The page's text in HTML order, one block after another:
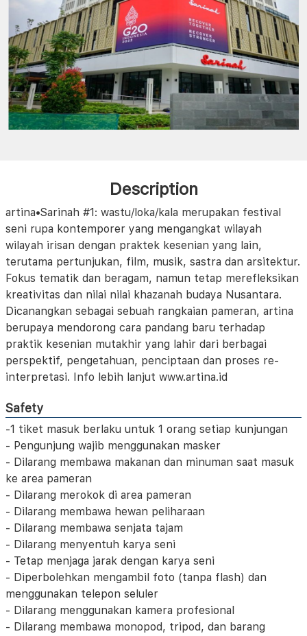
Description
artina•Sarinah #1: wastu/loka/kala merupakan festival
seni rupa kontemporer yang mengangkat wilayah
wilayah irisan dengan praktek kesenian yang lain,
terutama pertunjukan, film, musik, sastra dan arsitektur.
Fokus tematik dan beragam, namun tetap merefleksikan
kreativitas dan nilai nilai khazanah budaya Nusantara.
Dicanangkan sebagai sebuah rangkaian pameran, artina
berupaya mendorong cara pandang baru terhadap
praktik kesenian mutakhir yang lahir dari berbagai
perspektif, pengetahuan, penciptaan dan proses re-
interpretasi. Info lebih lanjut www.artina.id
Safety
-1 tiket masuk berlaku untuk 1 orang setiap kunjungan
- Pengunjung wajib menggunakan masker
- Dilarang membawa makanan dan minuman saat masuk
ke area pameran
- Dilarang merokok di area pameran
- Dilarang membawa hewan peliharaan
- Dilarang membawa senjata tajam
- Dilarang menyentuh karya seni
- Tetap menjaga jarak dengan karya seni
- Diperbolehkan mengambil foto (tanpa flash) dan
menggunakan telepon seluler
- Dilarang menggunakan kamera profesional
- Dilarang membawa monopod, tripod, dan barang